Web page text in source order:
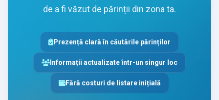
de a fi văzut de părinții din zona ta.
Prezență clară în căutările părinților
Informații actualizate într-un singur loc
Fără costuri de listare inițială